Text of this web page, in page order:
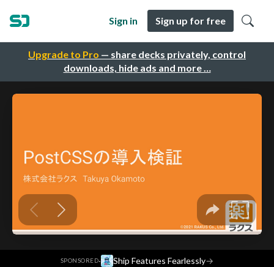
Upgrade to Pro — share decks privately, control
downloads, hide ads and more …
Sign in Sign up for free
SPONSORED· Ship Features Fearlessly→